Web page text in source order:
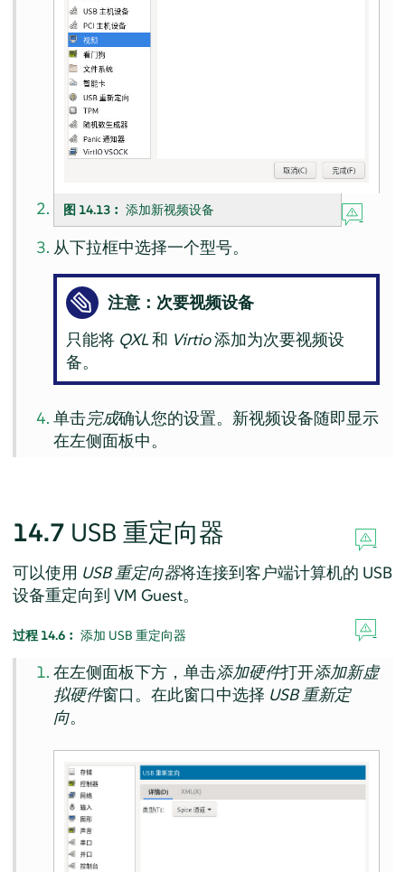
图 14.13︰添加新视频设备
从下拉框中选择一个型号。
注意：次要视频设备
只能将 QXL和 Virtio添加为次要视频设
备。
单击完成确认您的设置。新视频设备随即显示
在左侧面板中。
14.7 USB 重定向器
可以使用 USB 重定向器将连接到客户端计算机的 USB
设备重定向到 VM Guest。
过程 14.6︰ 添加 USB 重定向器
在左侧面板下方，单击添加硬件打开添加新虚
拟硬件窗口。在此窗口中选择 USB 重新定
向。